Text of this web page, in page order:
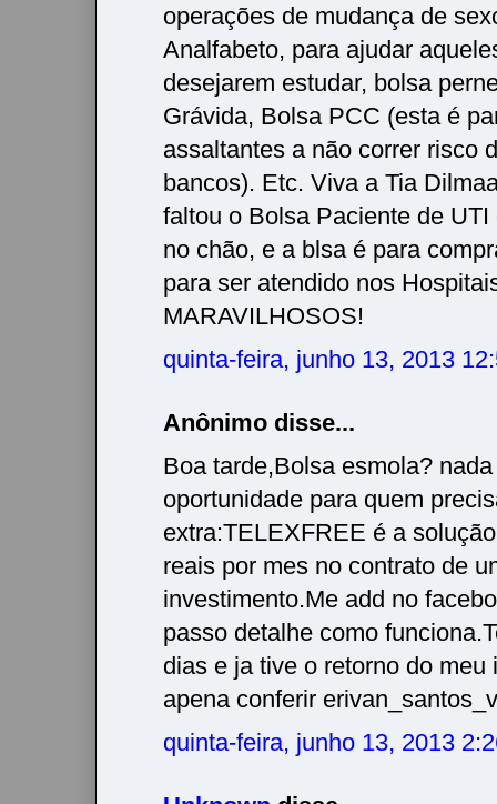
operações de mudança de
Analfabeto, para ajudar
desejarem estudar, bolsa
Grávida, Bolsa PCC (esta é
assaltantes a não correr risco
bancos). Etc. Viva a Tia
faltou o Bolsa Paciente de
no chão, e a blsa é para
para ser atendido nos
MARAVILHOSOS!
quinta-feira, junho 13, 2013
Anônimo disse...
Boa tarde,Bolsa esmola?
oportunidade para quem
extra:TELEXFREE é a
reais por mes no contrato de
investimento.Me add no
passo detalhe como
dias e ja tive o retorno do meu
apena conferir
quinta-feira, junho 13, 2013